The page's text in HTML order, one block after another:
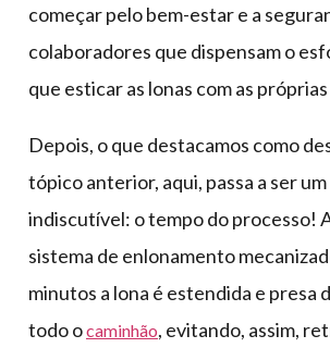
começar pelo bem-estar e a
colaboradores que dispensam o
que esticar as lonas com as próprias
Depois, o que destacamos como
tópico anterior, aqui, passa a ser
indiscutível: o tempo do processo!
sistema de enlonamento
minutos a lona é estendida e presa
todo ocaminhão, evitando, assim,